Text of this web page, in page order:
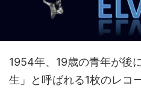
1954年、19歳の青年が後
生」と呼ばれる1枚のレコ